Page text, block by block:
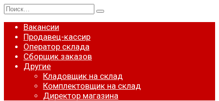
Перейти
к
содержанию
Search
for:
Вакансии
Продавец-кассир
Оператор склада
Сборщик заказов
Другие
Кладовщик на склад
Комплектовщик на склад
Директор магазина